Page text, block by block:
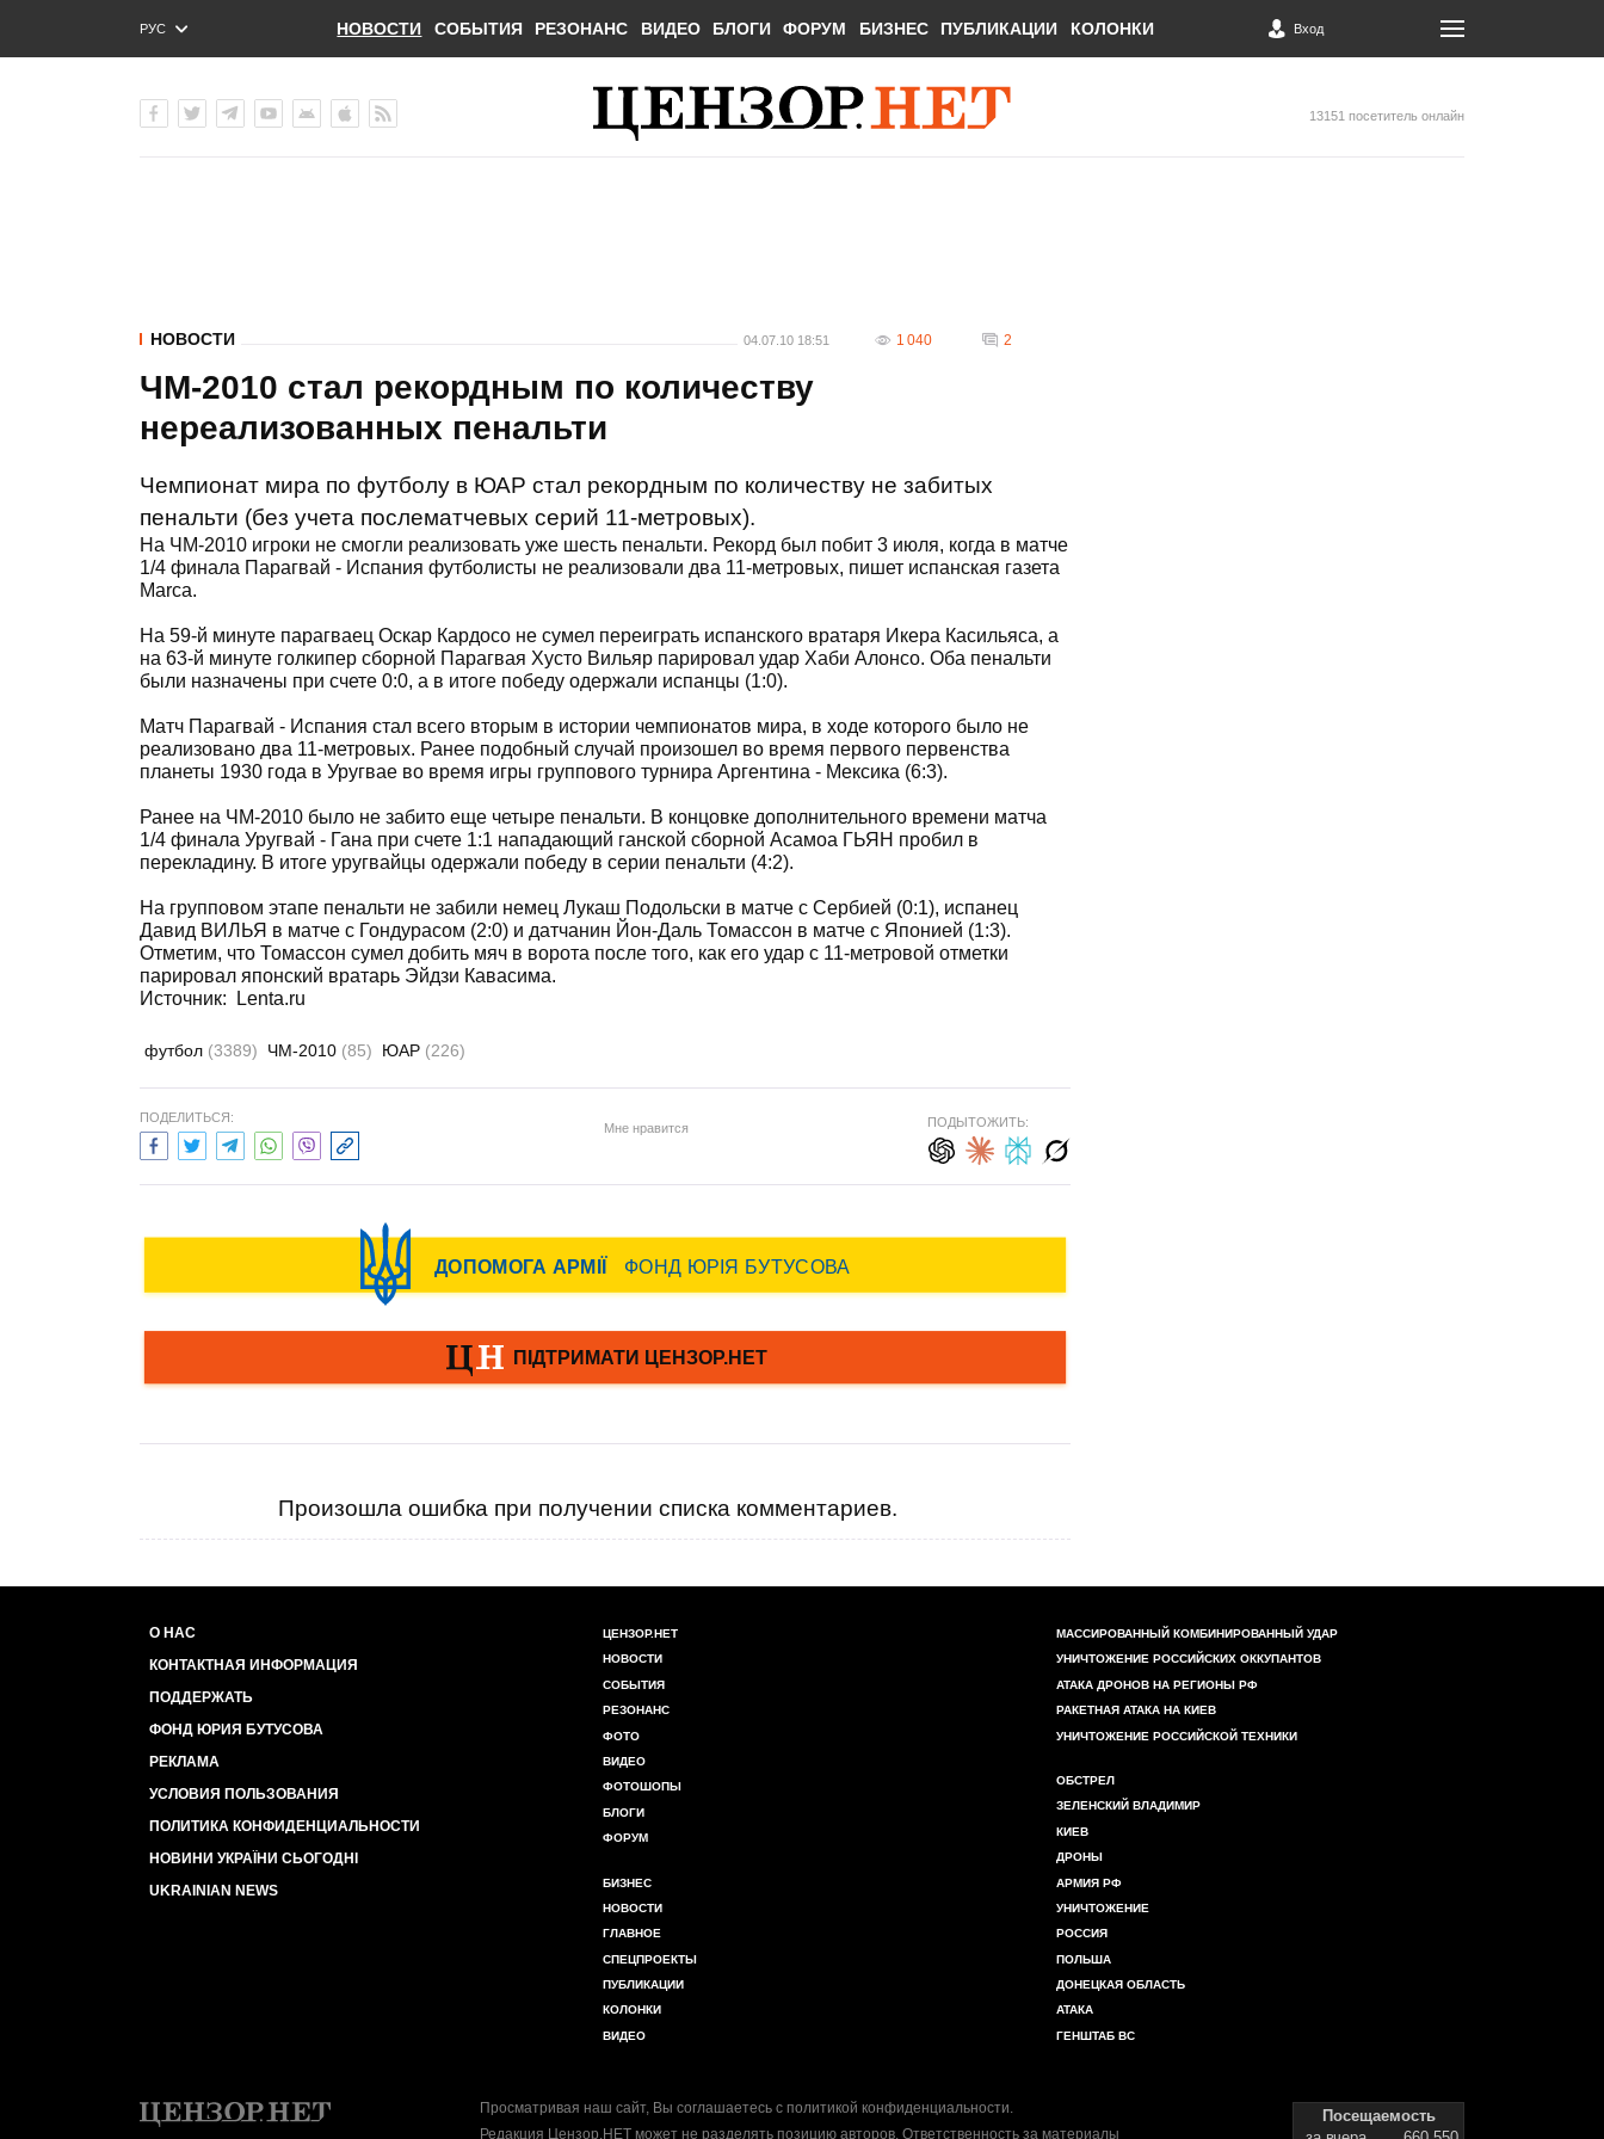
РУС
ENG
НОВОСТИ СОБЫТИЯ РЕЗОНАНС ВИДЕО БЛОГИ ФОРУМ БИЗНЕС ПУБЛИКАЦИИ КОЛОНКИ Вход
13151 посетитель онлайн
НОВОСТИ 04.07.10 18:51 1 040 2
ЧМ-2010 стал рекордным по количеству
нереализованных пенальти
Чемпионат мира по футболу в ЮАР стал рекордным по количеству не забитых
пенальти (без учета послематчевых серий 11-метровых).
На ЧМ-2010 игроки не смогли реализовать уже шесть пенальти. Рекорд был побит 3 июля, когда в матче
1/4 финала Парагвай - Испания футболисты не реализовали два 11-метровых, пишет испанская газета
Marca.
На 59-й минуте парагваец Оскар Кардосо не сумел переиграть испанского вратаря Икера Касильяса, а
на 63-й минуте голкипер сборной Парагвая Хусто Вильяр парировал удар Хаби Алонсо. Оба пенальти
были назначены при счете 0:0, а в итоге победу одержали испанцы (1:0).
Матч Парагвай - Испания стал всего вторым в истории чемпионатов мира, в ходе которого было не
реализовано два 11-метровых. Ранее подобный случай произошел во время первого первенства
планеты 1930 года в Уругвае во время игры группового турнира Аргентина - Мексика (6:3).
Ранее на ЧМ-2010 было не забито еще четыре пенальти. В концовке дополнительного времени матча
1/4 финала Уругвай - Гана при счете 1:1 нападающий ганской сборной Асамоа ГЬЯН пробил в
перекладину. В итоге уругвайцы одержали победу в серии пенальти (4:2).
На групповом этапе пенальти не забили немец Лукаш Подольски в матче с Сербией (0:1), испанец
Давид ВИЛЬЯ в матче с Гондурасом (2:0) и датчанин Йон-Даль Томассон в матче с Японией (1:3).
Отметим, что Томассон сумел добить мяч в ворота после того, как его удар с 11-метровой отметки
парировал японский вратарь Эйдзи Кавасима.
Источник: Lenta.ru
футбол (3389) ЧМ-2010 (85) ЮАР (226)
ПОДЕЛИТЬСЯ:
Мне нравится ПОДЫТОЖИТЬ:
Произошла ошибка при получении списка комментариев.
О НАС
КОНТАКТНАЯ ИНФОРМАЦИЯ
ПОДДЕРЖАТЬ
ФОНД ЮРИЯ БУТУСОВА
РЕКЛАМА
УСЛОВИЯ ПОЛЬЗОВАНИЯ
ПОЛИТИКА КОНФИДЕНЦИАЛЬНОСТИ
НОВИНИ УКРАЇНИ СЬОГОДНІ
UKRAINIAN NEWS
ЦЕНЗОР.НЕТ
НОВОСТИ
СОБЫТИЯ
РЕЗОНАНС
ФОТО
ВИДЕО
ФОТОШОПЫ
БЛОГИ
ФОРУМ
БИЗНЕС
НОВОСТИ
ГЛАВНОЕ
СПЕЦПРОЕКТЫ
ПУБЛИКАЦИИ
КОЛОНКИ
ВИДЕО
МАССИРОВАННЫЙ КОМБИНИРОВАННЫЙ УДАР
УНИЧТОЖЕНИЕ РОССИЙСКИХ ОККУПАНТОВ
АТАКА ДРОНОВ НА РЕГИОНЫ РФ
РАКЕТНАЯ АТАКА НА КИЕВ
УНИЧТОЖЕНИЕ РОССИЙСКОЙ ТЕХНИКИ
ОБСТРЕЛ
ЗЕЛЕНСКИЙ ВЛАДИМИР
КИЕВ
ДРОНЫ
АРМИЯ РФ
УНИЧТОЖЕНИЕ
РОССИЯ
ПОЛЬША
ДОНЕЦКАЯ ОБЛАСТЬ
АТАКА
ГЕНШТАБ ВС
Просматривая наш сайт, Вы соглашаетесь с политикой конфиденциальности.
Редакция Цензор.НЕТ может не разделять позицию авторов. Ответственность за материалы
Посещаемость